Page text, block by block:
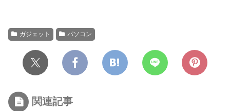
ガジェット パソコン
関連記事